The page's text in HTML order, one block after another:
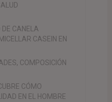
DE CANELA
CASEIN EN
COMPOSICIÓN
CÓMO
EN EL HOMBRE